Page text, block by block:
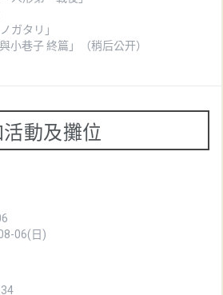
ガタリ」
小巷子 終篇」（稍后公开）
動及攤位
06(日)